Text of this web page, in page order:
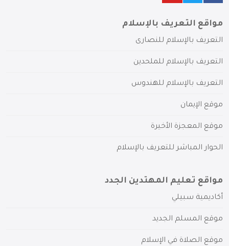
مواقع التعريف بالإسلام
التعريف بالإسلام للنصارى
التعريف بالإسلام للملحدين
التعريف بالإسلام للهندوس
موقع الإيمان
موقع المعجزة الأخيرة
الحوار المباشر للتعريف بالإسلام
مواقع تعليم المهتدين الجدد
أكاديمية سبيلي
موقع المسلم الجديد
موقع الصلاة في الإسلام